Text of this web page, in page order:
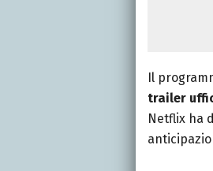
Il
trailer
Netflix ha